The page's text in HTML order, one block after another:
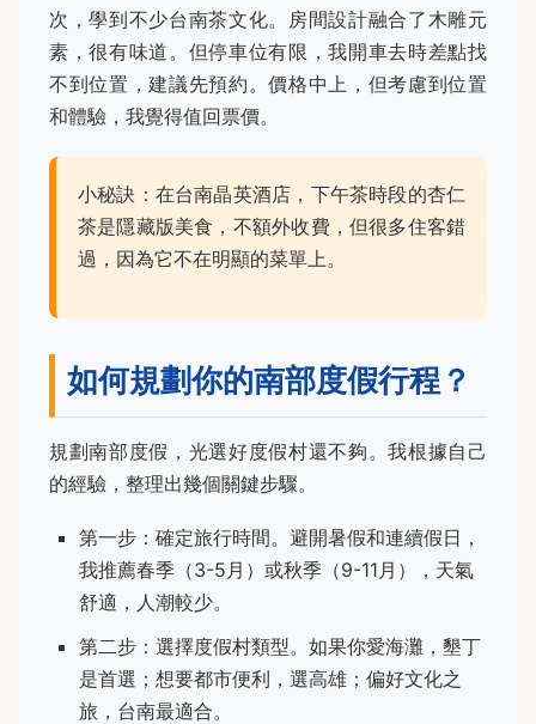
次，學到不少台南茶文化。房間設計融合了木雕元
素，很有味道。但停車位有限，我開車去時差點找
不到位置，建議先預約。價格中上，但考慮到位置
和體驗，我覺得值回票價。
小秘訣：在台南晶英酒店，下午茶時段的杏仁
茶是隱藏版美食，不額外收費，但很多住客錯
過，因為它不在明顯的菜單上。
如何規劃你的南部度假行程？
規劃南部度假，光選好度假村還不夠。我根據自己
的經驗，整理出幾個關鍵步驟。
第一步：確定旅行時間。避開暑假和連續假日，
我推薦春季（3-5月）或秋季（9-11月），天氣
舒適，人潮較少。
第二步：選擇度假村類型。如果你愛海灘，墾丁
是首選；想要都市便利，選高雄；偏好文化之
旅，台南最適合。